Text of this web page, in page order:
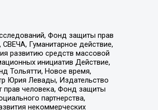
Фонд защиты прав
Гуманитарное действие,
развитию средств массовой
инициатив Действие,
Тольятти, Новое время,
Юрия Левады, Издательство
прав человека, Фонд защиты
партнерства,
некоммерческих